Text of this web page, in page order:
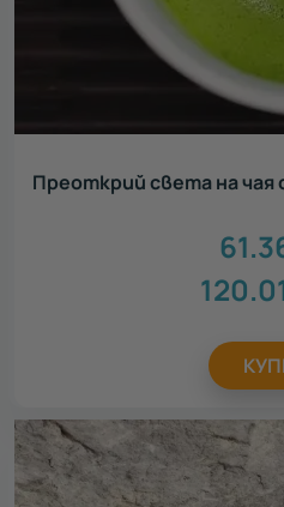
Преоткрий света на чая